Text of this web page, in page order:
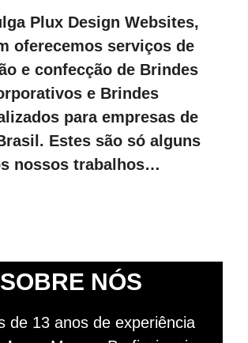
Plux Design Websites,
oferecemos serviços de
e confecção de Brindes
e Brindes
para empresas de
Estes são só alguns
nossos trabalhos…
SOBRE NÓS
de 13 anos de experiência